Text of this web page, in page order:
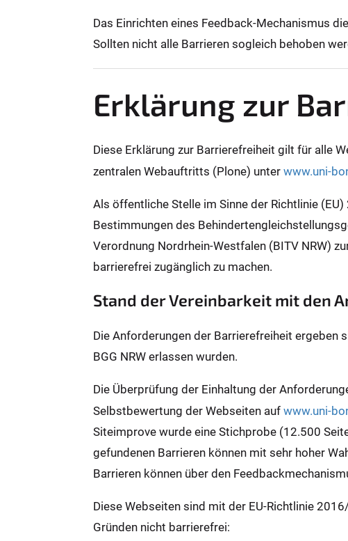
Das Einrichten eines Feedback-Mechanismus
Sollten nicht alle Barrieren sogleich behoben
Erklärung zur
Diese Erklärung zur Barrierefreiheit gilt für alle
zentralen Webauftritts (Plone) unter www.uni-
Als öffentliche Stelle im Sinne der Richtlinie
Bestimmungen des
Verordnung Nordrhein-Westfalen (BITV NRW)
barrierefrei zugänglich zu machen.
Stand der Vereinbarkeit mit den
Die Anforderungen der Barrierefreiheit ergeben
BGG NRW erlassen wurden.
Die Überprüfung der Einhaltung der
Selbstbewertung der Webseiten auf www.uni-
Siteimprove wurde eine Stichprobe (12.500
gefundenen Barrieren können mit sehr hoher
Barrieren können über den
Diese Webseiten sind mit der EU-Richtlinie
Gründen nicht barrierefrei: